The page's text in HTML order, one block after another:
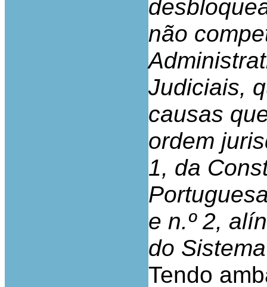
não
Judiciais,
causas
ordem
1, da
e n.º 2,
do
Tendo